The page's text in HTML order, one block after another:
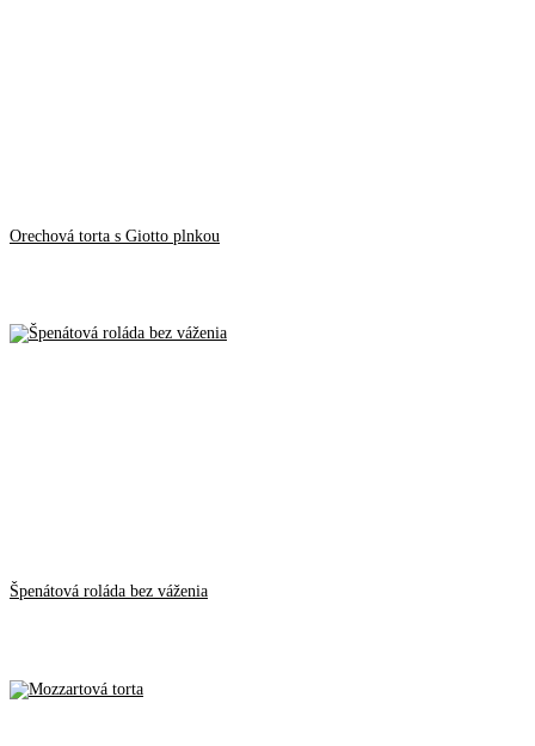
Orechová torta s Giotto plnkou
Špenátová roláda bez váženia